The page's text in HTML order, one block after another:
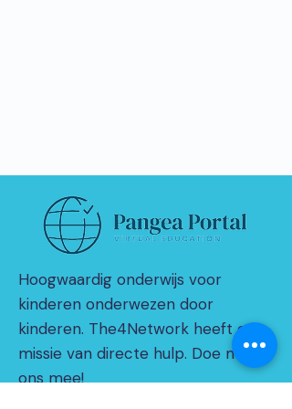
Hoogwaardig onderwijs voor
kinderen onderwezen door
kinderen. The4Network heeft een
missie van directe hulp. Doe met
ons mee!